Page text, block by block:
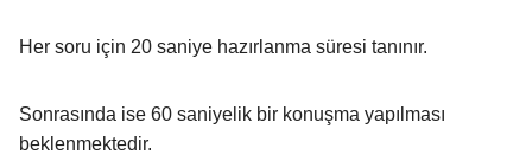
Her soru için 20 saniye hazırlanma süresi tanınır.
Sonrasında ise 60 saniyelik bir konuşma yapılması
beklenmektedir.